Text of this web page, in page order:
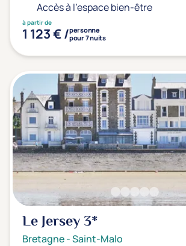
Accès à l'espace bien-être
à partir de
1 123 € /personne
pour 7 nuits
Le Jersey3*
Bretagne-Saint-Malo